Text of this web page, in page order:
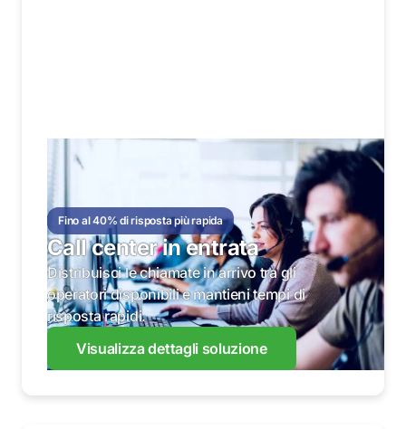
Fino al 40% di risposta più rapida
Call center in entrata
Distribuisci le chiamate in arrivo tra gli
operatori disponibili e mantieni tempi di
risposta rapidi.
Visualizza dettagli soluzione